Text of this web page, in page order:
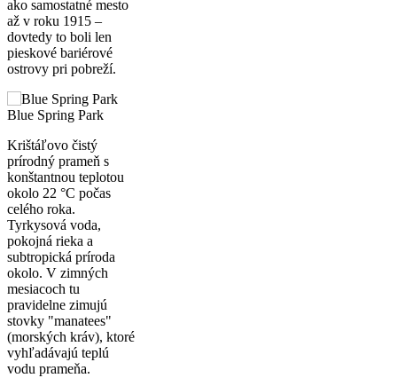
ako samostatné mesto
až v roku 1915 –
dovtedy to boli len
pieskové bariérové
ostrovy pri pobreží.
Blue Spring Park
Krištáľovo čistý
prírodný prameň s
konštantnou teplotou
okolo 22 °C počas
celého roka.
Tyrkysová voda,
pokojná rieka a
subtropická príroda
okolo. V zimných
mesiacoch tu
pravidelne zimujú
stovky "manatees"
(morských kráv), ktoré
vyhľadávajú teplú
vodu prameňa.